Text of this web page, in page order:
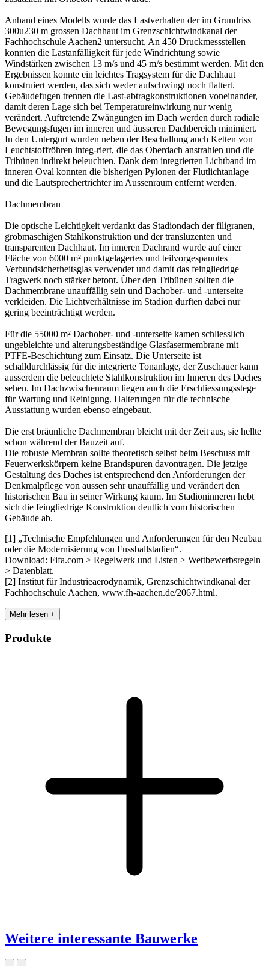
Anhand eines Modells wurde das Lastverhalten der im Grundriss
300u230 m grossen Dachhaut im Grenzschichtwindkanal der
Fachhochschule Aachen2 untersucht. An 450 Druckmessstellen
konnten die Lastanfälligkeit für jede Windrichtung sowie
Windstärken zwischen 13 m/s und 45 m/s bestimmt werden. Mit den
Ergebnissen konnte ein leichtes Tragsystem für die Dachhaut
konstruiert werden, das sich weder aufschwingt noch flattert.
Gebäudefugen trennen die Last-abtragkonstruktionen voneinander,
damit deren Lage sich bei Temperatureinwirkung nur wenig
verändert. Auftretende Zwängungen im Dach werden durch radiale
Bewegungsfugen im inneren und äusseren Dachbereich minimiert.
In den Untergurt wurden neben der Beschallung auch Ketten von
Leuchtstoffröhren integ-riert, die das Oberdach anstrahlen und die
Tribünen indirekt beleuchten. Dank dem integrierten Lichtband im
inneren Oval konnten die bisherigen Pylonen der Flutlichtanlage
und die Lautsprechertrichter im Aussenraum entfernt werden.
Dachmembran
Die optische Leichtigkeit verdankt das Stadiondach der filigranen,
grobmaschigen Stahlkonstruktion und der transluzenten und
transparenten Dachhaut. Im inneren Dachrand wurde auf einer
Fläche von 6000 m² punktgelagertes und teilvorgespanntes
Verbundsicherheitsglas verwendet und damit das feingliedrige
Tragwerk noch stärker betont. Über den Tribünen sollten die
Dachmembrane unauffällig sein und Dachober- und -unterseite
verkleiden. Die Lichtverhältnisse im Stadion durften dabei nur
gering beeinträchtigt werden.
Für die 55000 m² Dachober- und -unterseite kamen schliesslich
ungebleichte und alterungsbeständige Glasfasermembrane mit
PTFE-Beschichtung zum Einsatz. Die Unterseite ist
schalldurchlässig für die integrierte Tonanlage, der Zuschauer kann
ausserdem die beleuchtete Stahlkonstruktion im Inneren des Daches
sehen. Im Dachzwischenraum liegen auch die Erschliessungsstege
für Wartung und Reinigung. Halterungen für die technische
Ausstattung wurden ebenso eingebaut.
Die erst bräunliche Dachmembran bleicht mit der Zeit aus, sie hellte
schon während der Bauzeit auf.
Die robuste Membran sollte theoretisch selbst beim Beschuss mit
Feuerwerkskörpern keine Brandspuren davontragen. Die jetzige
Gestaltung des Daches ist entsprechend den Anforderungen der
Denkmalpflege von aussen sehr unauffällig und verändert den
historischen Bau in seiner Wirkung kaum. Im Stadioninneren hebt
sich die feingliedrige Konstruktion deutlich vom historischen
Gebäude ab.
[1] „Technische Empfehlungen und Anforderungen für den Neubau
oder die Modernisierung von Fussballstadien“.
Download: Fifa.com > Regelwerk und Listen > Wettbewerbsregeln
> Datenblatt.
[2] Institut für Industrieaerodynamik, Grenzschichtwindkanal der
Fachhochschule Aachen, www.fh-aachen.de/2067.html.
Mehr lesen +
Produkte
Weitere interessante Bauwerke